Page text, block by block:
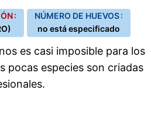
:
NÚMERO DE HUEVOS :
no está especificado
es casi imposible para los
pocas especies son criadas